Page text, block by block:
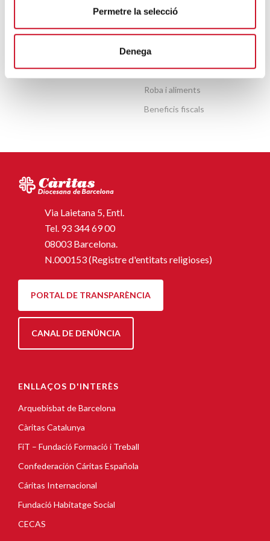
Permetre la selecció
Denega
Agenda
Fes un donatiu o fes-te soci
Fes voluntariat
Entitats amb cor
Llegats i herències
Roba i aliments
Beneficis fiscals
Via Laietana 5, Entl.
Tel. 93 344 69 00
08003 Barcelona.
N.000153 (Registre d'entitats religioses)
PORTAL DE TRANSPARÈNCIA
CANAL DE DENÚNCIA
ENLLAÇOS D'INTERÈS
Arquebisbat de Barcelona
Càritas Catalunya
FiT – Fundació Formació i Treball
Confederación Cáritas Española
Cáritas Internacional
Fundació Habitatge Social
CECAS